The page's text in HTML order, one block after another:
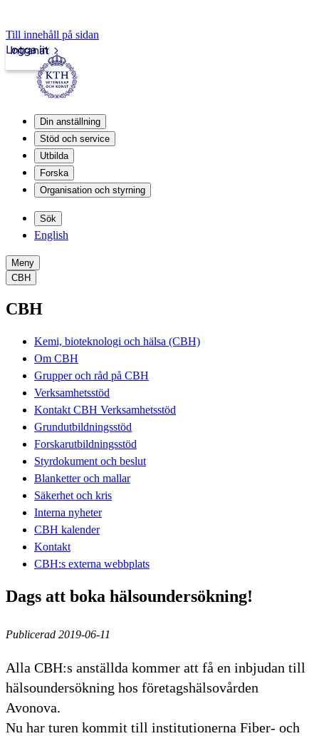
Till innehåll på sidan
Intranät
Logga in
Din anställning
Stöd och service
Utbilda
Forska
Organisation och styrning
Sök
English
Meny
CBH
CBH
Kemi, bioteknologi och hälsa (CBH)
Om CBH
Grupper och råd på CBH
Verksamhetsstöd
Kontakt CBH Verksamhetsstöd
Grundutbildningsstöd
Forskarutbildningsstöd
Styrdokument och beslut
Blanketter och mallar
Säkerhet och kris
Interna nyheter
CBH kalender
Kontakt
CBH:s externa webbplats
Dags att boka hälsoundersökning!
Publicerad 2019-06-11
Alla CBH:s anställda kommer att få en inbjudan till
hälsoundersökning hos företagshälsovården
Avonova.
Nu har turen kommit till institutionerna Fiber- och